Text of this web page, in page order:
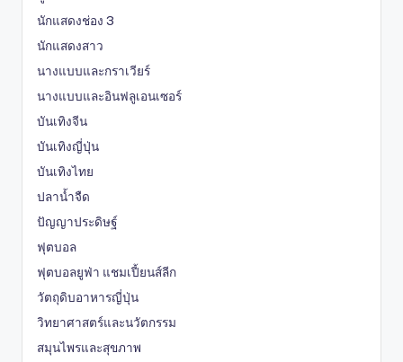
นักแสดงช่อง 3
นักแสดงสาว
นางแบบและกราเวียร์
นางแบบและอินฟลูเอนเซอร์
บันเทิงจีน
บันเทิงญี่ปุ่น
บันเทิงไทย
ปลาน้ำจืด
ปัญญาประดิษฐ์
ฟุตบอล
ฟุตบอลยูฟ่า แชมเปี้ยนส์ลีก
วัตถุดิบอาหารญี่ปุ่น
วิทยาศาสตร์และนวัตกรรม
สมุนไพรและสุขภาพ